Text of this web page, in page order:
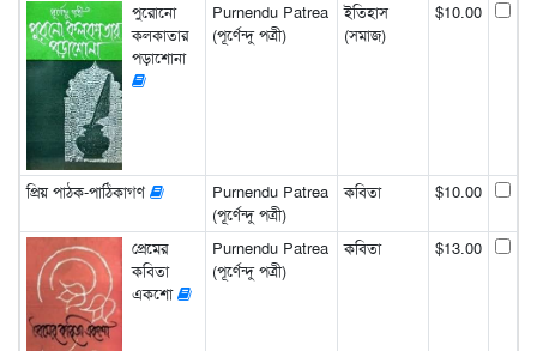
পুরোনো
কলকাতার
পড়াশোনা
Purnendu Patrea
(পূর্ণেন্দু পত্রী)
ইতিহাস
(সমাজ)
$10.00
প্রিয় পাঠক-পাঠিকাগণ
Purnendu Patrea
(পূর্ণেন্দু পত্রী)
কবিতা $10.00
প্রেমের
কবিতা
একশো
Purnendu Patrea
(পূর্ণেন্দু পত্রী)
কবিতা $13.00